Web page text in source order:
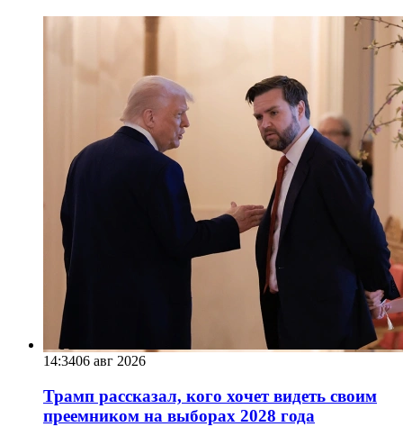
14:3406 авг 2026
Трамп рассказал, кого хочет видеть своим
преемником на выборах 2028 года